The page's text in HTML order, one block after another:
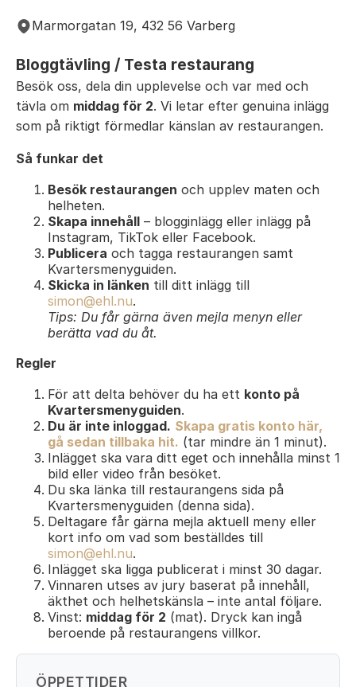
Marmorgatan 19, 432 56 Varberg
Bloggtävling / Testa restaurang
Besök oss, dela din upplevelse och var med och
tävla om middag för 2. Vi letar efter genuina inlägg
som på riktigt förmedlar känslan av restaurangen.
Så funkar det
Besök restaurangen och upplev maten och
helheten.
Skapa innehåll – blogginlägg eller inlägg på
Instagram, TikTok eller Facebook.
Publicera och tagga restaurangen samt
Kvartersmenyguiden.
Skicka in länken till ditt inlägg till
simon@ehl.nu.
Tips: Du får gärna även mejla menyn eller
berätta vad du åt.
Regler
För att delta behöver du ha ett konto på
Kvartersmenyguiden.
Du är inte inloggad. Skapa gratis konto här,
gå sedan tillbaka hit. (tar mindre än 1 minut).
Inlägget ska vara ditt eget och innehålla minst 1
bild eller video från besöket.
Du ska länka till restaurangens sida på
Kvartersmenyguiden (denna sida).
Deltagare får gärna mejla aktuell meny eller
kort info om vad som beställdes till
simon@ehl.nu.
Inlägget ska ligga publicerat i minst 30 dagar.
Vinnaren utses av jury baserat på innehåll,
äkthet och helhetskänsla – inte antal följare.
Vinst: middag för 2 (mat). Dryck kan ingå
beroende på restaurangens villkor.
ÖPPETTIDER